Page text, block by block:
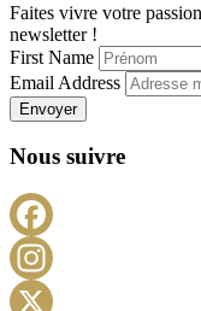
Faites vivre votre
newsletter !
First Name
Email Address
Envoyer
Nous suivre